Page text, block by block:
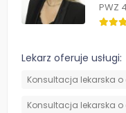
PWZ
Lekarz oferuje usługi:
Konsultacja lekarska o
Konsultacja lekarska